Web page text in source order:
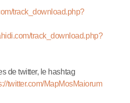
track_download.php?
track_download.php?
de twitter, le hashtag
twitter.com/MapMosMaiorum